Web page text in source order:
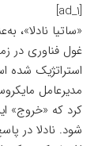
[ad_1]
«ساتیا نادلا»،
غول فناوری در
استراتژیک شده
مدیرعامل
کرد که «خروج»
شود. نادلا در